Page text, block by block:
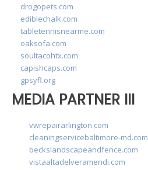
drogopets.com
ediblechalk.com
tabletennisnearme.com
oaksofa.com
soultacohtx.com
capishcaps.com
gpsyfl.org
MEDIA PARTNER III
vwrepairarlington.com
cleaningservicebaltimore-md.com
beckslandscapeandfence.com
vistaaltadelveramendi.com